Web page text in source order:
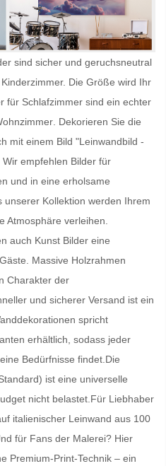
sind sicher und geruchsneutral
Die Größe wird Ihr
für Schlafzimmer sind ein echter
. Dekorieren Sie die
mit einem Bild "Leinwandbild -
empfehlen Bilder für
und in eine erholsame
unserer Kollektion werden Ihrem
Atmosphäre verleihen.
auch Kunst Bilder eine
Massive Holzrahmen
Charakter der
und sicherer Versand ist ein
spricht
erhältlich, sodass jeder
Bedürfnisse findet.Die
ist eine universelle
nicht belastet.Für Liebhaber
italienischer Leinwand aus 100
für Fans der Malerei? Hier
Premium-Print-Technik – ein